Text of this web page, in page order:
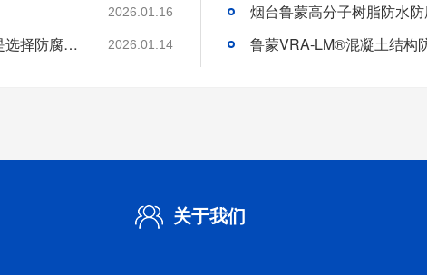
2026.01.16
分析好腐蚀介质腐蚀机理和待涂刷材料特性是选择防腐涂料的基础 2026.01.14
关于我们